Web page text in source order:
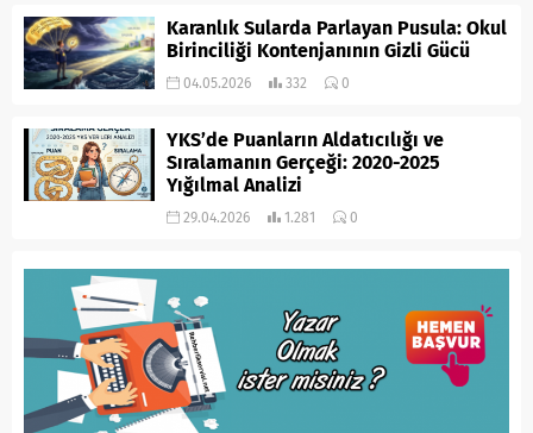
Karanlık Sularda Parlayan Pusula: Okul
Birinciliği Kontenjanının Gizli Gücü
04.05.2026 332 0
YKS’de Puanların Aldatıcılığı ve
Sıralamanın Gerçeği: 2020-2025
Yığılmal Analizi
29.04.2026 1.281 0